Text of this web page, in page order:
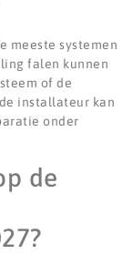
meeste systemen
falen kunnen
of de
installateur kan
onder
de